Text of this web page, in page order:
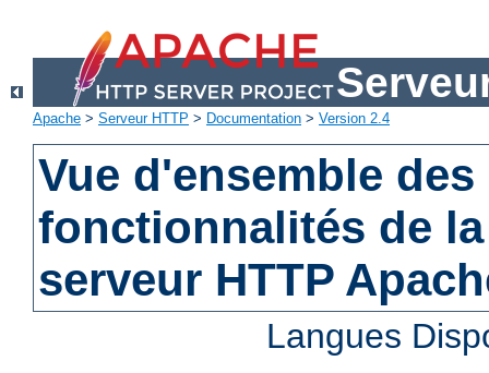
Apache > Serveur HTTP > Documentation > Version 2.4
Vue d'ensemble
fonctionnalités de
serveur HTTP
Langues